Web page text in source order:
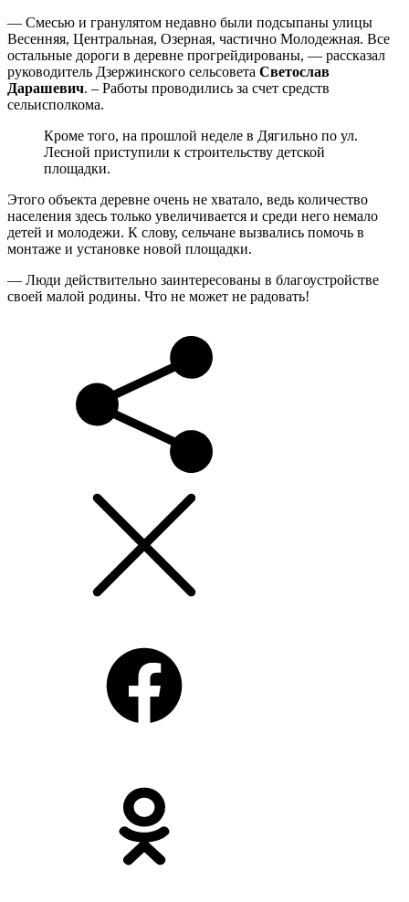
— Смесью и гранулятом недавно были подсыпаны улицы
Весенняя, Центральная, Озерная, частично Молодежная. Все
остальные дороги в деревне прогрейдированы, — рассказал
руководитель Дзержинского сельсовета Светослав
Дарашевич. – Работы проводились за счет средств
сельисполкома.
Кроме того, на прошлой неделе в Дягильно по ул.
Лесной приступили к строительству детской
площадки.
Этого объекта деревне очень не хватало, ведь количество
населения здесь только увеличивается и среди него немало
детей и молодежи. К слову, сельчане вызвались помочь в
монтаже и установке новой площадки.
— Люди действительно заинтересованы в благоустройстве
своей малой родины. Что не может не радовать!